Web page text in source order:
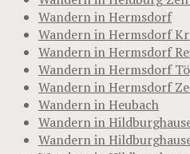
Wandern in Hermsdorf
Wandern in Hermsdorf
Wandern in Hermsdorf
Wandern in Hermsdorf
Wandern in Hermsdorf
Wandern in Heubach
Wandern in
Wandern in